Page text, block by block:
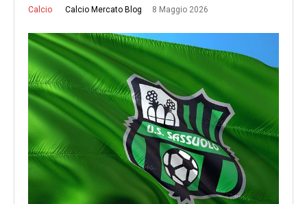
Calcio Calcio Mercato Blog 8 Maggio 2026